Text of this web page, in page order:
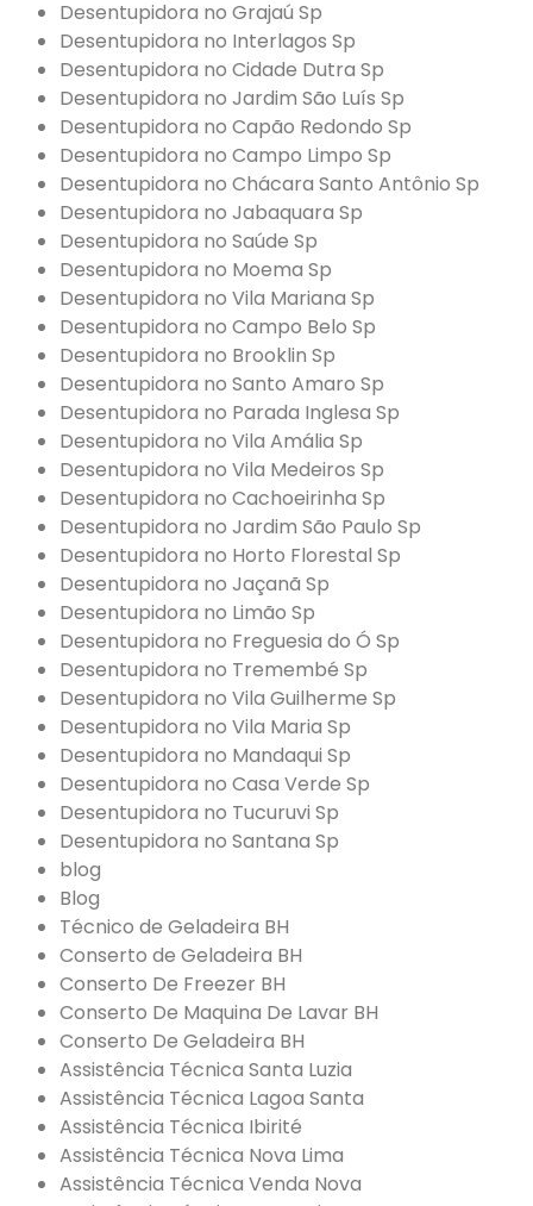
Desentupidora no Grajaú Sp
Desentupidora no Interlagos Sp
Desentupidora no Cidade Dutra Sp
Desentupidora no Jardim São Luís Sp
Desentupidora no Capão Redondo Sp
Desentupidora no Campo Limpo Sp
Desentupidora no Chácara Santo Antônio Sp
Desentupidora no Jabaquara Sp
Desentupidora no Saúde Sp
Desentupidora no Moema Sp
Desentupidora no Vila Mariana Sp
Desentupidora no Campo Belo Sp
Desentupidora no Brooklin Sp
Desentupidora no Santo Amaro Sp
Desentupidora no Parada Inglesa Sp
Desentupidora no Vila Amália Sp
Desentupidora no Vila Medeiros Sp
Desentupidora no Cachoeirinha Sp
Desentupidora no Jardim São Paulo Sp
Desentupidora no Horto Florestal Sp
Desentupidora no Jaçanã Sp
Desentupidora no Limão Sp
Desentupidora no Freguesia do Ó Sp
Desentupidora no Tremembé Sp
Desentupidora no Vila Guilherme Sp
Desentupidora no Vila Maria Sp
Desentupidora no Mandaqui Sp
Desentupidora no Casa Verde Sp
Desentupidora no Tucuruvi Sp
Desentupidora no Santana Sp
blog
Blog
Técnico de Geladeira BH
Conserto de Geladeira BH
Conserto De Freezer BH
Conserto De Maquina De Lavar BH
Conserto De Geladeira BH
Assistência Técnica Santa Luzia
Assistência Técnica Lagoa Santa
Assistência Técnica Ibirité
Assistência Técnica Nova Lima
Assistência Técnica Venda Nova